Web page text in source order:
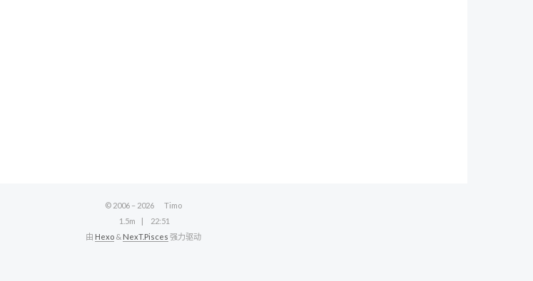
© 2006 – 2026
Timo
1.5m
22:51
由 Hexo & NexT.Pisces 强力驱动